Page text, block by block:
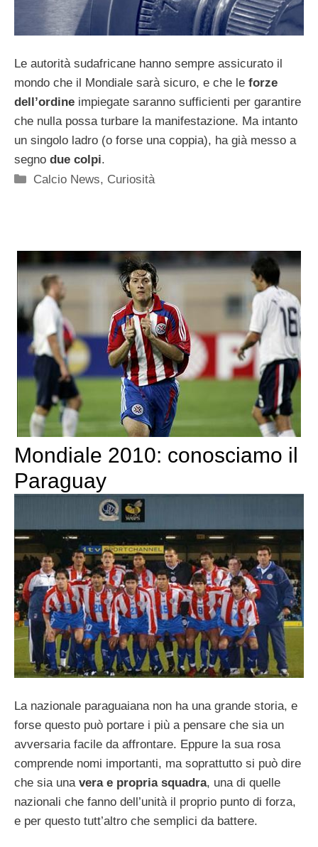
Le autorità sudafricane hanno sempre assicurato il
mondo che il Mondiale sarà sicuro, e che le forze
dell’ordine impiegate saranno sufficienti per garantire
che nulla possa turbare la manifestazione. Ma intanto
un singolo ladro (o forse una coppia), ha già messo a
segno due colpi.
Categorie
Calcio News, Curiosità
Mondiale 2010: conosciamo il
Paraguay
La nazionale paraguaiana non ha una grande storia, e
forse questo può portare i più a pensare che sia un
avversaria facile da affrontare. Eppure la sua rosa
comprende nomi importanti, ma soprattutto si può dire
che sia una vera e propria squadra, una di quelle
nazionali che fanno dell’unità il proprio punto di forza,
e per questo tutt’altro che semplici da battere.